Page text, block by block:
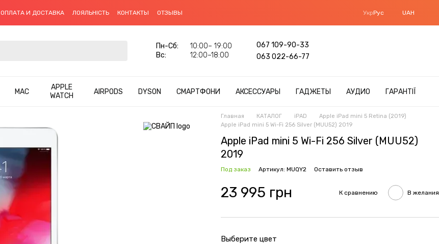
ОПЛАТА И ДОСТАВКА ЛОЯЛЬНІСТЬ КОНТАКТЫ ОТЗЫВЫ УкрРус UAH
Пн-Сб:
10:00– 19:00
Вс:
12:00–18:00
067 109-90-33
063 022-66-77
MAC
APPLE
WATCH
AIRPODS DYSON СМАРТФОНИ АКСЕССУАРЫ ГАДЖЕТЫ АУДИО ГАРАНТІЇ
Главная КАТАЛОГ iPAD
Apple iPad mini 5 Retina (2019)
Apple iPad mini 5 Wi-Fi 256 Silver (MUU52) 2019
Apple iPad mini 5 Wi-Fi 256 Silver (MUU52)
2019
Под заказ Артикул: MUQY2 Оставить отзыв
23 995 грн К сравнению В желания
Выберите цвет